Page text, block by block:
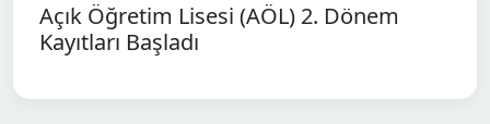
Açık Öğretim Lisesi (AÖL) 2. Dönem
Kayıtları Başladı